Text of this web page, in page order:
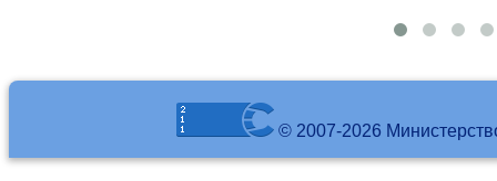
© 2007-2026